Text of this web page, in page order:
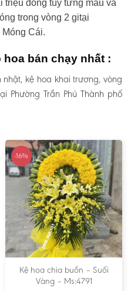
triệu đồng tùy từng mẫu và
trong vòng 2 gitại
Cái.
hoa bán chạy nhất :
kệ hoa khai trương, vòng
Phường Trần Phú Thành phố
-16%
Kệ hoa chia buồn – Suối
Vàng – Ms:4791